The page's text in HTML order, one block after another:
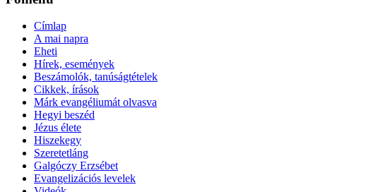
Címlap
A mai napra
Eheti
Hírek, események
Beszámolók, tanúságtételek
Cikkek, írások
Márk evangéliumát olvasva
Hegyi beszéd
Jézus élete
Hiszekegy
Szeretetláng
Galgóczy Erzsébet
Evangelizációs levelek